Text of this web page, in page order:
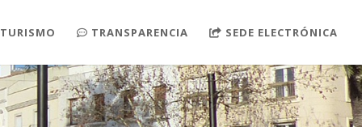
TRANSPARENCIA SEDE ELECTRÓNICA